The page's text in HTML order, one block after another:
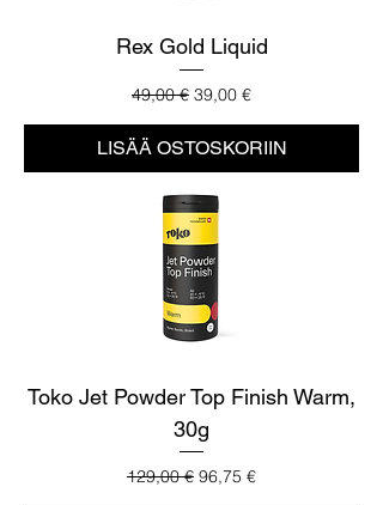
Rex Gold Liquid
Normaali hinta
49,00 € Alehinta
39,00 €
LISÄÄ OSTOSKORIIN
Toko Jet Powder Top Finish Warm,
30g
Normaali hinta
129,00 € Alehinta
96,75 €